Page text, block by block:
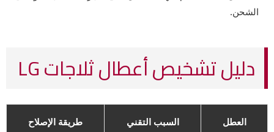
الشحن.
دليل تشخيص أعطال ثلاجات LG
العطل السبب التقني طريقة الإصلاح